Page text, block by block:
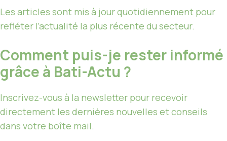
Les articles sont mis à jour quotidiennement pour
refléter l’actualité la plus récente du secteur.
Comment puis-je rester informé
grâce à Bati-Actu ?
Inscrivez-vous à la newsletter pour recevoir
directement les dernières nouvelles et conseils
dans votre boîte mail.